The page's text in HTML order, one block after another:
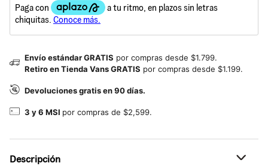
Envío estándar GRATIS por compras desde $1.799.
Retiro en Tienda Vans GRATIS por compras desde $1.199.
Devoluciones gratis en 90 días.
3 y 6 MSI por compras de $2,599.
Descripción